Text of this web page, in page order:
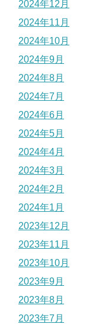
2024年12月
2024年11月
2024年10月
2024年9月
2024年8月
2024年7月
2024年6月
2024年5月
2024年4月
2024年3月
2024年2月
2024年1月
2023年12月
2023年11月
2023年10月
2023年9月
2023年8月
2023年7月